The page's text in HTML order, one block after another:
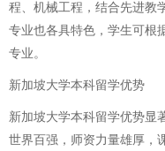
程、机械工程，结合先进教
专业也各具特色，学生可根
专业。
新加坡大学本科留学优势
新加坡大学本科留学优势显
世界百强，师资力量雄厚，